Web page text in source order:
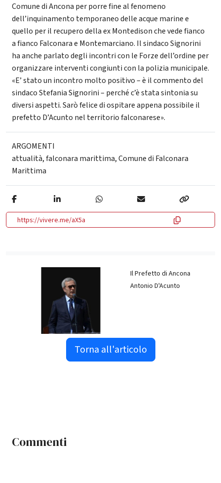
Comune di Ancona per porre fine al fenomeno
dell’inquinamento temporaneo delle acque marine e
quello per il recupero della ex Montedison che vede fianco
a fianco Falconara e Montemarciano. Il sindaco Signorini
ha anche parlato degli incontri con le Forze dell’ordine per
organizzare interventi congiunti con la polizia municipale.
«E’ stato un incontro molto positivo – è il commento del
sindaco Stefania Signorini – perché c’è stata sintonia su
diversi aspetti. Sarò felice di ospitare appena possibile il
prefetto D’Acunto nel territorio falconarese».
ARGOMENTI
attualità,falconara marittima,Comune di Falconara
Marittima
https://vivere.me/aX5a
Il Prefetto di Ancona
Antonio D'Acunto
Torna all'articolo
Commenti